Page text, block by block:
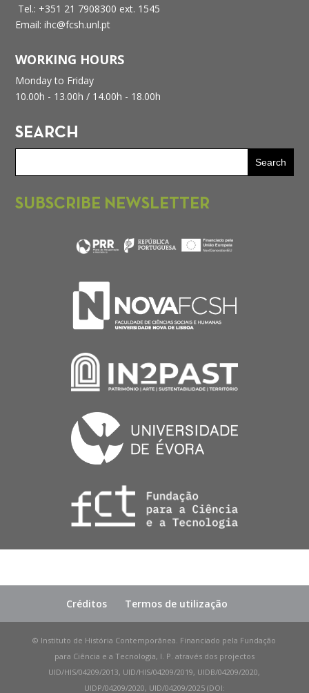
Tel.: +351 21 7908300 ext. 1545
Email: ihc@fcsh.unl.pt
WORKING HOURS
Monday to Friday
10.00h - 13.00h / 14.00h - 18.00h
SEARCH
SUBSCRIBE NEWSLETTER
Créditos Termos de utilização
© Instituto de História Contemporânea. Financiado pela Fundação
para Ciência e a Tecnologia, I. P. através dos projectos
UID/HIS/04209/2013, UID/HIS/04209/2019, UIDB/04209/2020,
UIDP/04209/2020, UID/04209/2025 (DOI: